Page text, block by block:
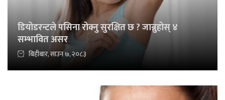
डियोडरन्टले पसिना रोक्नु सुरक्षित छ ? जान्नुहोस् ४
सम्भावित असर
बिहीबार, साउन ७, २०८३